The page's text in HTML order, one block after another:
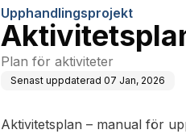
Upphandlingsprojekt
Plan för aktiviteter
Senast uppdaterad 07 Jan, 2026
Aktivitetsplan – manual för